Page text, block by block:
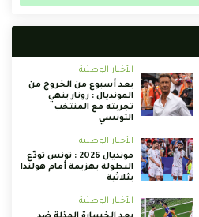
الأخبار الوطنية
بعد أسبوع من الخروج من
المونديال : رونار ينهي
تجربته مع المنتخب
التونسي
الأخبار الوطنية
مونديال 2026 : تونس تودّع
البطولة بهزيمة أمام هولندا
بثلاثية
الأخبار الوطنية